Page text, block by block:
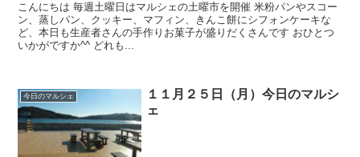
こんにちは 毎週土曜日はマルシェの土曜市を開催 米粉パンやスコー
ン、蒸しパン、クッキー、マフィン、きんこ餅にシフォンケーキな
ど、本日も生産者さんの手作りお菓子が盛りだくさんです おひとつ
いかがですか^^ どれも...
今日のマルシェ
１１月２５日（月）今日のマルシ
ェ